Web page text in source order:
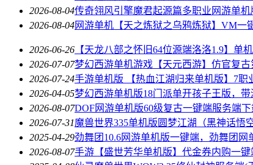
2026-08-04传奇翎风引擎魔君起源篇多职业网游单
2026-08-04网游单机【天之炼狱之乌鸦炼狱】VM一
2026-06-26 【天龙八部之怀旧64位源端洛洛1.9】单
2026-07-07梦幻西游单机游戏【天元西游】仿官复
2026-07-24手游单机版 【热血江湖归来单机版】7职
2026-04-05梦幻西游单机版18门派单开孩子王版，
2026-08-07DOF网游单机版60级复古一键端服务端
2026-07-31魔兽世界335单机版圆梦江湖（黑神话悟
2025-04-29劲舞团10.6网游单机版一键端，劲舞团网
2026-08-07手游【盛世芳华单机版】代金券内购一